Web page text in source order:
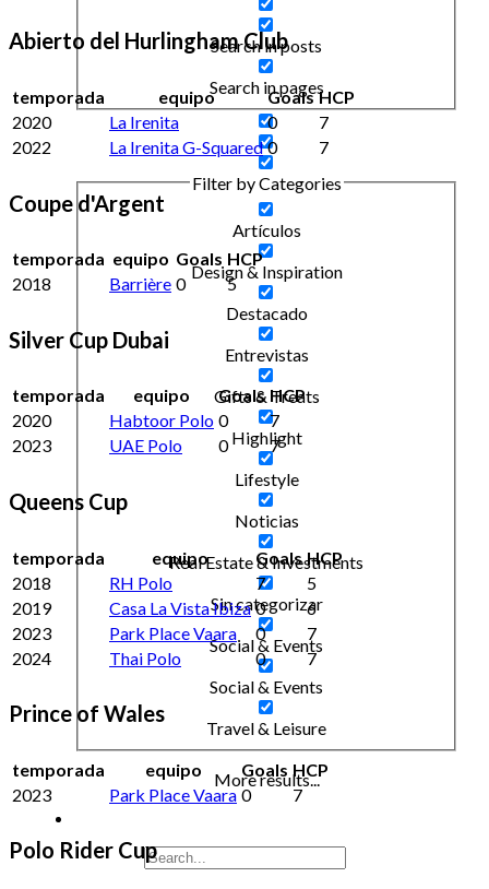
Search in posts
Search in pages
Filter by Categories
Artículos
Design & Inspiration
Destacado
Entrevistas
Gifts & Treats
Highlight
Lifestyle
Noticias
Real Estate & Investments
Sin categorizar
Social & Events
Social & Events
Travel & Leisure
More results...
Abierto del Hurlingham Club
temporada equipo Goals HCP
2020
La Irenita 0
7
2022
La Irenita G-Squared 0 7
Coupe d'Argent
temporada equipo Goals HCP
2018
Barrière 0 5
Silver Cup Dubai
temporada equipo Goals HCP
2020
Habtoor Polo 0
7
2023
UAE Polo 0 7
Queens Cup
temporada equipo Goals HCP
2018
RH Polo 7
5
2019
Casa La Vista Ibiza 0
6
2023
Park Place Vaara 0
7
2024
Thai Polo 0 7
Prince of Wales
temporada equipo Goals HCP
2023
Park Place Vaara 0 7
Polo Rider Cup